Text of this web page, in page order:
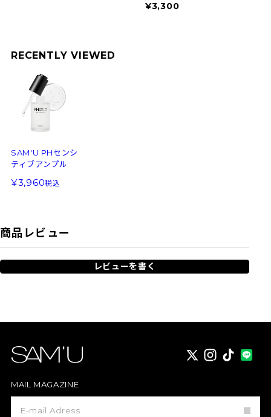
¥3,300
RECENTLY VIEWED
SAM'U PHセンシ
ティブアンプル
3,960税込
商品レビュー
レビューを書く
X instagram
TikTok
MAIL MAGAZINE